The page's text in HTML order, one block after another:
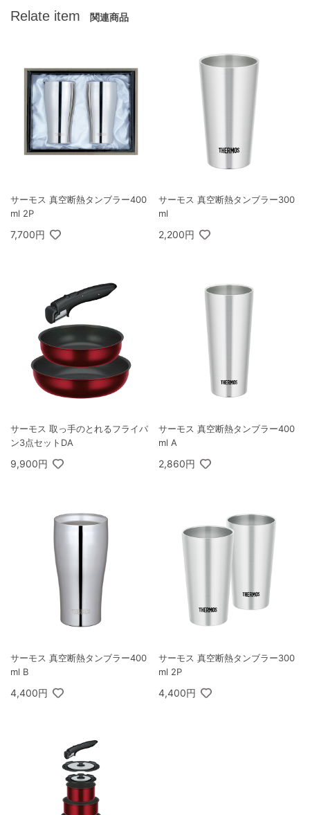
Relate item 関連商品
サーモス 真空断熱タンブラー400
ml 2P
7,700円
サーモス 真空断熱タンブラー300
ml
2,200円
サーモス 取っ手のとれるフライパ
ン3点セットDA
9,900円
サーモス 真空断熱タンブラー400
ml A
2,860円
サーモス 真空断熱タンブラー400
ml B
4,400円
サーモス 真空断熱タンブラー300
ml 2P
4,400円